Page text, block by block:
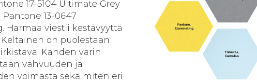
17-5104 Ultimate Grey
13-0647
Harmaa viestii kestävyyttä
on puolestaan
Kahden värin
vahvuuden ja
voimasta sekä miten eri